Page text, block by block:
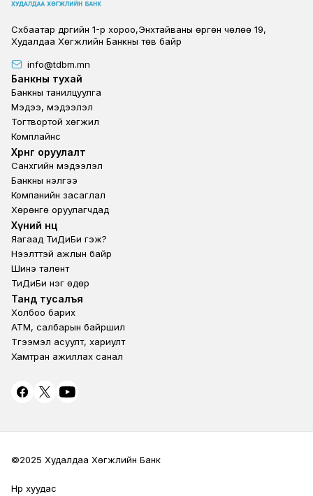
Сүхбаатар дүүргийн 1-р хороо,Энхтайваны өргөн чөлөө 19,
Худалдаа Хөгжлийн Банкны төв байр
info@tdbm.mn
Footer
Банкны тухай
Банкны танилцуулга
Мэдээ, мэдээлэл
Тогтвортой хөгжил
Комплайнс
Footer third
Хөрөнгө оруулалт
Санхүүгийн мэдээлэл
Банкны үнэлгээ
Компанийн засаглал
Хөрөнгө оруулагчдад
Footer second
Хүний нөөц
Яагаад ТиДиБи гэж?
Нээлттэй ажлын байр
Шинэ талент
ТиДиБи нэг өдөр
Footer fourth
Танд тусалъя
Холбоо барих
ATM, салбарын байршил
Түгээмэл асуулт, хариулт
Хамтран ажиллах санал
©2025 Худалдаа Хөгжлийн Банк
Terms Privacy
Нүүр хуудас